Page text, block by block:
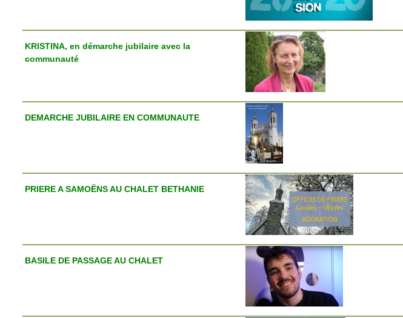
KRISTINA, en démarche jubilaire avec la
communauté
DEMARCHE JUBILAIRE EN COMMUNAUTE
PRIERE A SAMOËNS AU CHALET BETHANIE
BASILE DE PASSAGE AU CHALET